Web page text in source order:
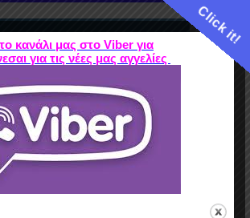
Click it!
κανάλι μας στο Viber για
για τις νέες μας αγγελίες